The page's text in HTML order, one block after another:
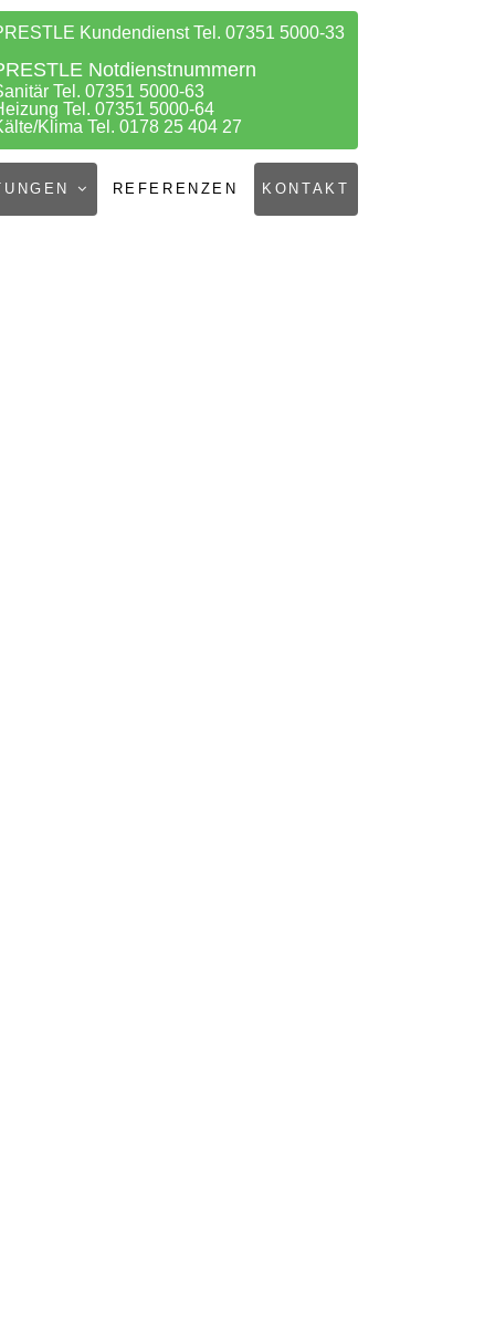
Kundendienst Tel. 07351 5000-33
Notdienstnummern
Tel. 07351 5000-63
Tel. 07351 5000-64
Klima Tel. 0178 25 404 27
REFERENZEN KONTAKT